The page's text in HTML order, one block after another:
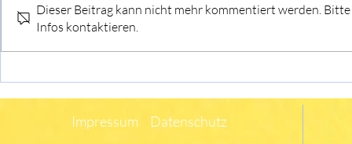
Einführung des
Dieser Beitrag kann nicht mehr kommentiert werden.
Infos kontaktieren.
Impressum Datenschutz